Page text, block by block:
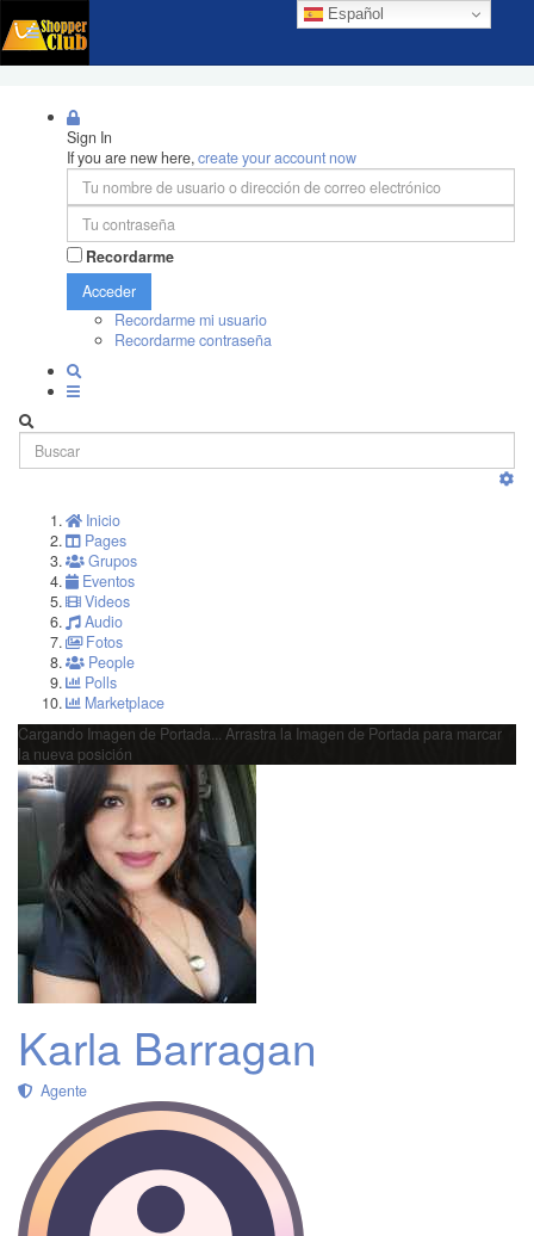
Español
Sign In
If you are new here,create your account now
Recordarme
Acceder
Recordarme mi usuario
Recordarme contraseña
Inicio
Pages
Grupos
Eventos
Videos
Audio
Fotos
People
Polls
Marketplace
Cargando Imagen de Portada...
Arrastra la Imagen de Portada para marcar
la nueva posición
Karla Barragan
Agente